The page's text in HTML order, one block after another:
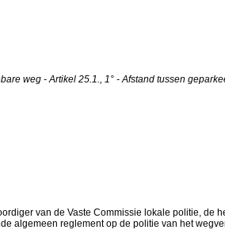
weg - Artikel 25.1., 1° - Afstand tussen
van de Vaste Commissie lokale politie, de
algemeen reglement op de politie van het